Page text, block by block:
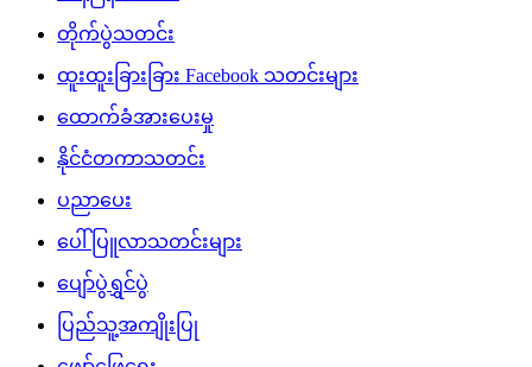
တိုက်ပွဲသတင်း
ထူးထူးခြားခြား Facebook သတင်းများ
ထောက်ခံအားပေးမှု
နိုင်ငံတကာသတင်း
ပညာပေး
ပေါ်ပြူလာသတင်းများ
ပျော်ပွဲရွှင်ပွဲ
ပြည်သူ့အကျိုးပြု